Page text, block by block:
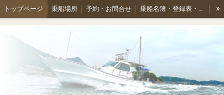
トップページ 乗船場所 予約・お問合せ 乗船名簿・登録表・業務規程 »